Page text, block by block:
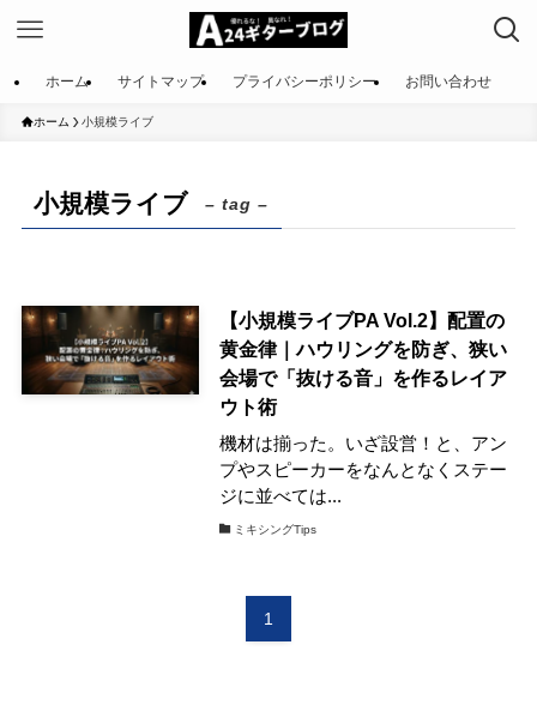
ホーム サイトマップ プライバシーポリシー お問い合わせ
ホーム 小規模ライブ
小規模ライブ – tag –
【小規模ライブPA Vol.2】配置の
黄金律｜ハウリングを防ぎ、狭い
会場で「抜ける音」を作るレイア
ウト術
機材は揃った。いざ設営！と、アン
プやスピーカーをなんとなくステー
ジに並べては...
ミキシングTips
1